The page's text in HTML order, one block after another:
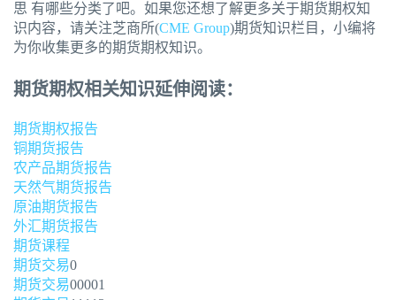
思 有哪些分类了吧。如果您还想了解更多关于期货期权知
识内容，请关注芝商所(CME Group)期货知识栏目，小编将
为你收集更多的期货期权知识。
期货期权相关知识延伸阅读：
期货期权报告
铜期货报告
农产品期货报告
天然气期货报告
原油期货报告
外汇期货报告
期货课程
期货交易0
期货交易00001